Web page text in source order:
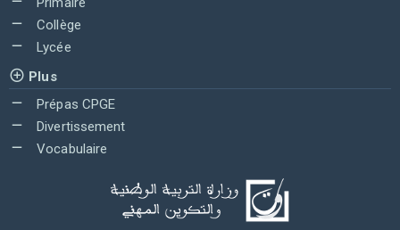
Collège
Lycée
Plus
Prépas CPGE
Divertissement
Vocabulaire